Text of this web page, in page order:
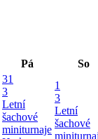
Pá
So
31
3
Letní
šachové
miniturnaje
1
3
Letní
šachové